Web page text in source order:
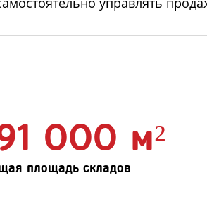
000 м²
площадь складов